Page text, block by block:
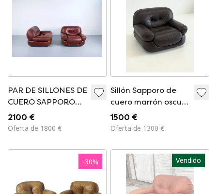
PAR DE SILLONES DE
CUERO SAPPORO
DE LA DÉCADA DE
1970, EDITORIAL
2100 €
Oferta de 1800 €
Sillón Sapporo de
cuero marrón oscuro
para Mobil Girgi
1500 €
Oferta de 1300 €
-30% Vendido